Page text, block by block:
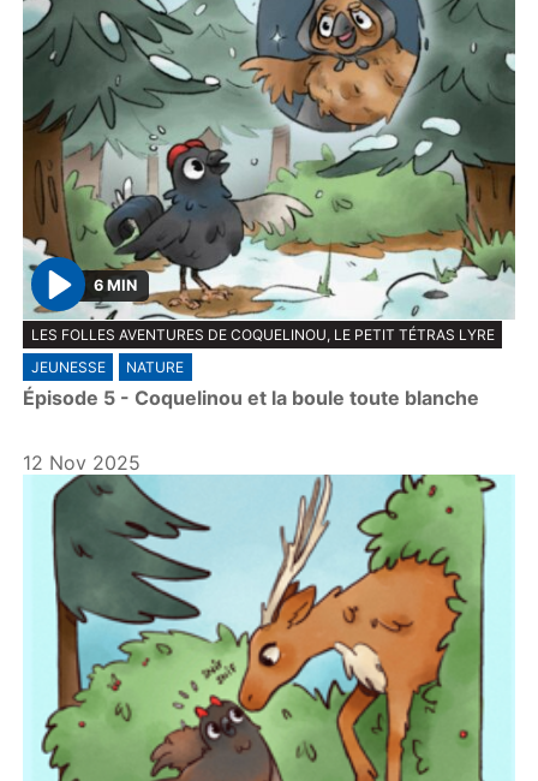
P
l
a
y
6 MIN
LES FOLLES AVENTURES DE COQUELINOU, LE PETIT TÉTRAS LYRE
JEUNESSE
NATURE
Épisode 5 - Coquelinou et la boule toute blanche
12 Nov 2025